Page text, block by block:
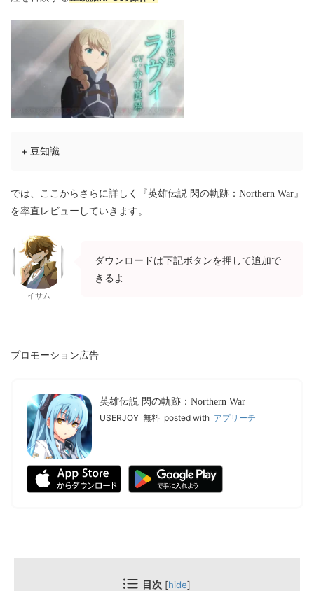
+ 豆知識
では、ここからさらに詳しく『英雄伝説 閃の軌跡：Northern War』
を率直レビューしていきます。
イサム
ダウンロードは下記ボタンを押して追加で
きるよ
プロモーション広告
英雄伝説 閃の軌跡：Northern War
USERJOY 無料 posted with アプリーチ
目次 [hide]